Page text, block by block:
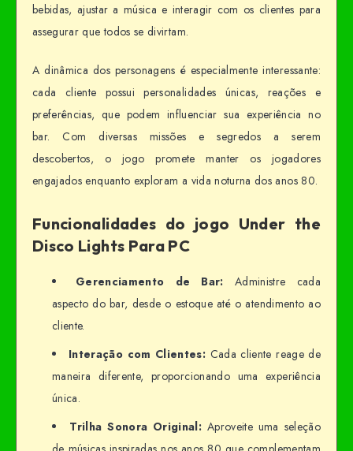
bebidas, ajustar a música e interagir com os clientes para
assegurar que todos se divirtam.
A dinâmica dos personagens é especialmente interessante:
cada cliente possui personalidades únicas, reações e
preferências, que podem influenciar sua experiência no
bar. Com diversas missões e segredos a serem
descobertos, o jogo promete manter os jogadores
engajados enquanto exploram a vida noturna dos anos 80.
Funcionalidades do jogo Under the
Disco Lights Para PC
Gerenciamento de Bar: Administre cada
aspecto do bar, desde o estoque até o atendimento ao
cliente.
Interação com Clientes: Cada cliente reage de
maneira diferente, proporcionando uma experiência
única.
Trilha Sonora Original: Aproveite uma seleção